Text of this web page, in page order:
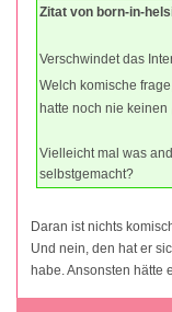
Zitat von born-in-
Verschwindet das
Welch komische
hatte noch nie keinen
Vielleicht mal was
selbstgemacht?
Daran ist nichts
Und nein, den hat er
habe. Ansonsten hätte